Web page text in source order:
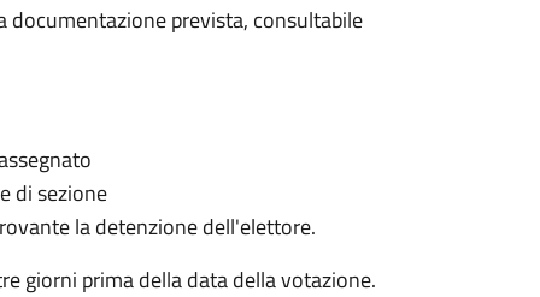
prevista, consultabile
di sezione
la detenzione dell'elettore.
giorni prima della data della votazione.